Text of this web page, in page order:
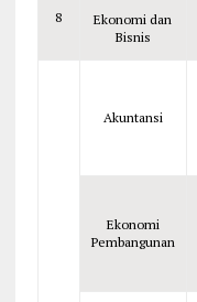
8
Ekonomi dan
Bisnis
Akuntansi
Ekonomi
Pembangunan